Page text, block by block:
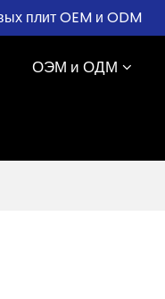
плит OEM и ODM
ОЭМ и ОДМ